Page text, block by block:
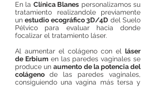
En la Clínica Blanes personalizamos su
tratamiento realizandole previamente
unestudio ecográfico 3D/4D del Suelo
Pélvico para evaluar hacia donde
focalizar el tratamiento láser.
Al aumentar el colágeno con el láser
de Erbiumen las paredes vaginales se
produce unaumento de la potencia del
colágeno de las paredes vaginales,
consiguiendo una vagina más tersa y